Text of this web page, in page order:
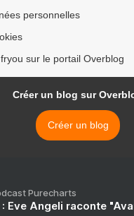
personnelles
sur le portail Overblog
Créer un blog sur
Créer un blog
Purecharts
: Eve Angeli raconte